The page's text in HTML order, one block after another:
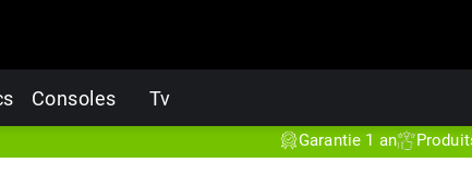
Consoles Tv
Garantie 1 an Produits 100%